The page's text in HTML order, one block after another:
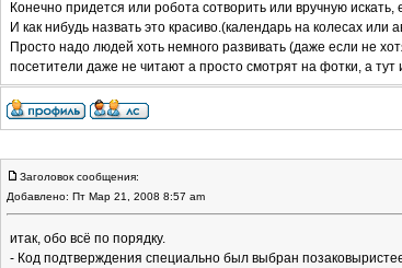
Конечно придется или робота сотворить или вручную искать,
И как нибудь назвать это красиво.(календарь на колесах или
Просто надо людей хоть немного развивать (даже если не
посетители даже не читают а просто смотрят на фотки, а
Заголовок сообщения:
Добавлено: Пт Мар 21, 2008 8:57 am
итак, обо всё по порядку.
- Код подтверждения специально был выбран